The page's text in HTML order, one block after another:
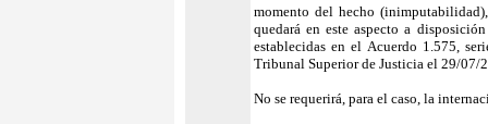
momento del hecho
quedará en este aspecto a
establecidas en el Acuerdo 1.575,
Tribunal Superior de Justicia el 29/07/
No se requerirá, para el caso, la